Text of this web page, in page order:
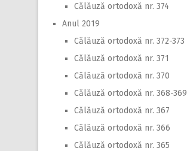
Călăuză ortodoxă nr. 374
Anul 2019
Călăuză ortodoxă nr. 372-373
Călăuză ortodoxă nr. 371
Călăuză ortodoxă nr. 370
Călăuză ortodoxă nr. 368-369
Călăuză ortodoxă nr. 367
Călăuză ortodoxă nr. 366
Călăuză ortodoxă nr. 365